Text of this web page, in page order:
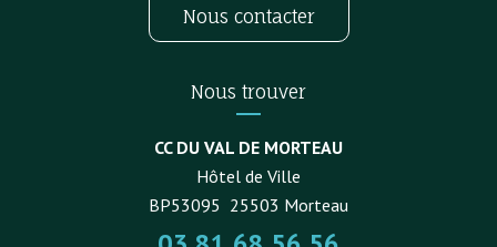
Nous contacter
Nous trouver
CC DU VAL DE MORTEAU
Hôtel de Ville
BP53095 25503 Morteau